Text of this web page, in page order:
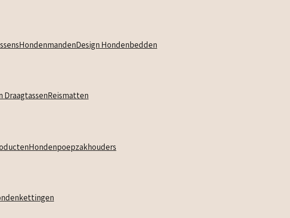
HondenmandenDesign Hondenbedden
DraagtassenReismatten
Hondenpoepzakhouders